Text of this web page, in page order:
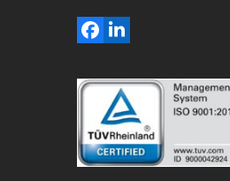
Facebook
LinkedIn